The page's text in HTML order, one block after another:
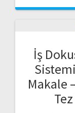
İş
Makale